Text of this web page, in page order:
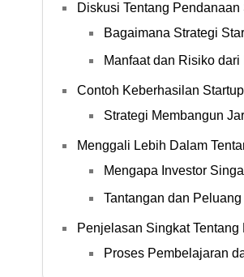
Diskusi Tentang
Bagaimana Strategi
Manfaat dan Risiko dari
Contoh Keberhasilan
Strategi Membangun
Menggali Lebih Dalam
Mengapa Investor
Tantangan dan
Penjelasan Singkat Tentang
Proses Pembelajaran